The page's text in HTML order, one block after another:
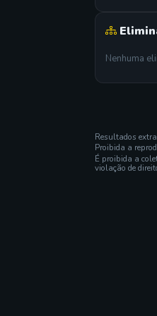
Nenhuma
Resultados
Proibida a
É proibida a
violação de